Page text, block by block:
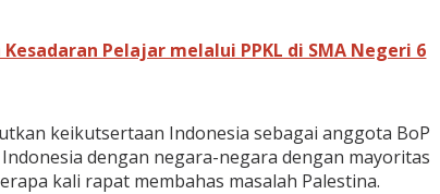
Pelajar melalui PPKL di SMA Negeri 6
keikutsertaan Indonesia sebagai anggota BoP
dengan negara-negara dengan mayoritas
kali rapat membahas masalah Palestina.